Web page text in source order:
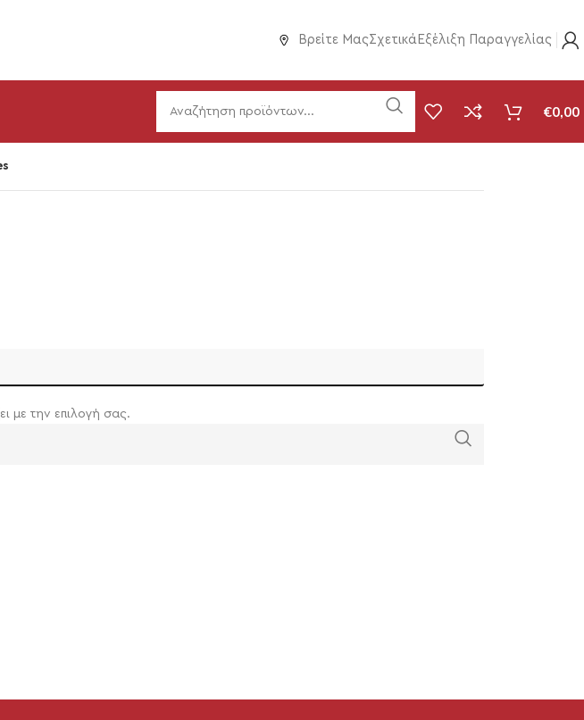
Βρείτε ΜαςΣχετικά Εξέλιξη Παραγγελίας
€0,00
με την επιλογή σας.